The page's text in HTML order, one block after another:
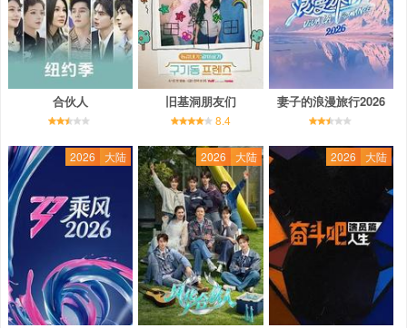
合伙人 旧基洞朋友们
8.4
妻子的浪漫旅行2026
2026 大陆 2026 大陆 2026 大陆